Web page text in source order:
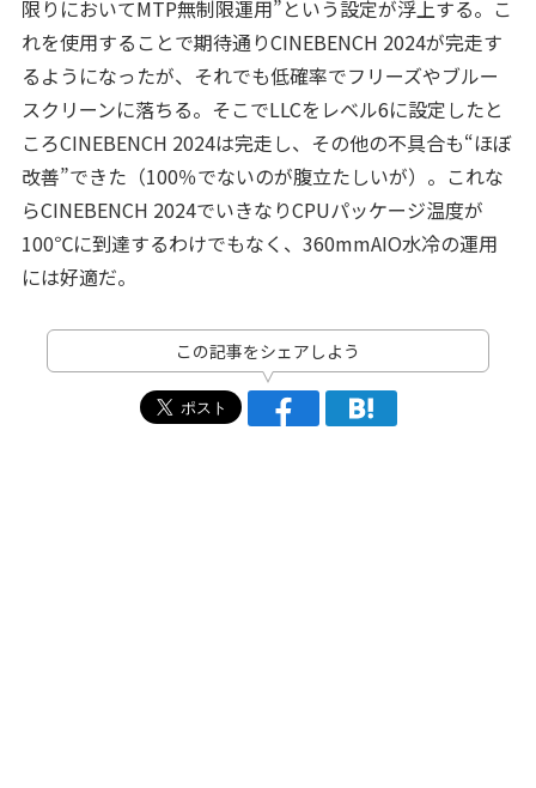
限りにおいてMTP無制限運用”という設定が浮上する。こ
れを使用することで期待通りCINEBENCH 2024が完走す
るようになったが、それでも低確率でフリーズやブルー
スクリーンに落ちる。そこでLLCをレベル6に設定したと
ころCINEBENCH 2024は完走し、その他の不具合も“ほぼ
改善”できた（100％でないのが腹立たしいが）。これな
らCINEBENCH 2024でいきなりCPUパッケージ温度が
100℃に到達するわけでもなく、360mmAIO水冷の運用
には好適だ。
この記事をシェアしよう